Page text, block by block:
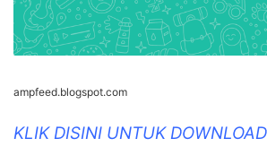
ampfeed.blogspot.com
KLIK DISINI UNTUK